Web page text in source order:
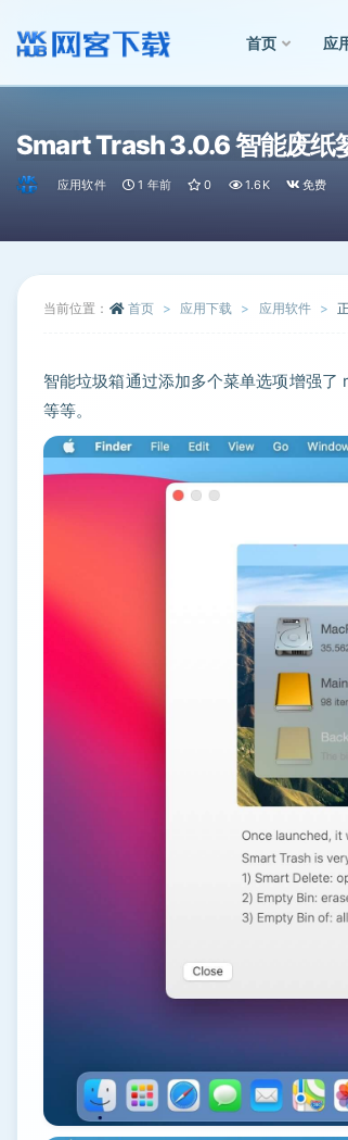
首页 应
Smart Trash 3.0.6 智能废纸
应用软件 1 年前 0 1.6K 免费
当前位置： 首页 应用下载 应用软件
智能垃圾箱通过添加多个菜单选项增强
等等。